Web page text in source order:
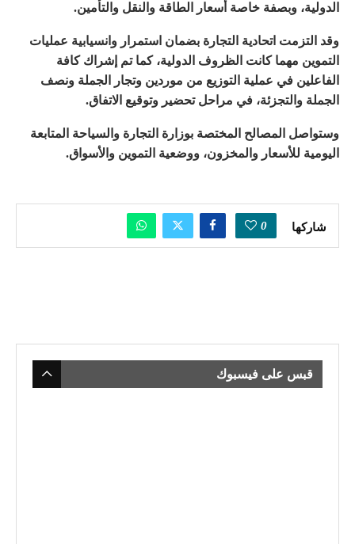
الدولية، وبصفة خاصة أسعار الطاقة والنقل والتأمين.
وقد التزمت اتحادية التجارة بضمان استمرار وانسيابية عمليات
التموين مهما كانت الظروف الدولية، كما تم إشراك كافة
الفاعلين في عملية التوزيع من موردين وتجار الجملة ونصف
الجملة والتجزئة، في مراحل تحضير وتوقيع الاتفاق.
وستواصل المصالح المختصة بوزارة التجارة والسياحة المتابعة
اليومية للأسعار والمخزون، ووضعية التموين والأسواق.
شاركها 0
قبس على فيسبوك